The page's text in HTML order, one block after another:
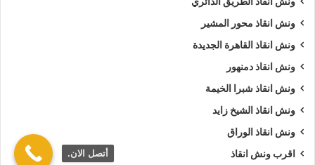
ونش انقاذ محور المشير
ونش انقاذ القاهرة الجديدة
ونش انقاذ دمنهور
ونش انقاذ شبرا الخيمة
ونش انقاذ الشيخ زايد
ونش انقاذ الوراق
اقرب ونش انقاذ
أتصل الان.